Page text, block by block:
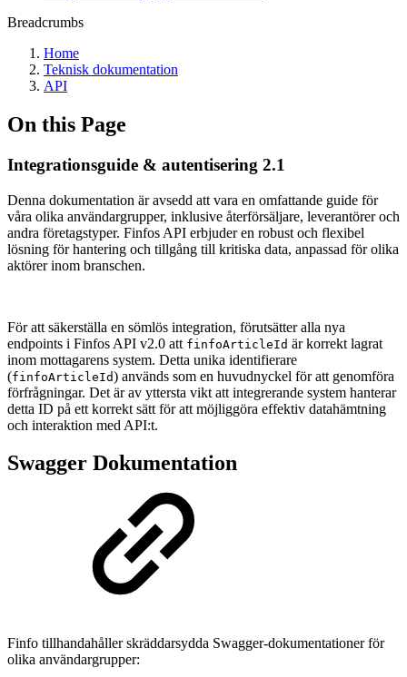
Breadcrumbs
Home
Teknisk dokumentation
API
On this Page
Integrationsguide & autentisering 2.1
Denna dokumentation är avsedd att vara en omfattande guide för
våra olika användargrupper, inklusive återförsäljare, leverantörer och
andra företagstyper. Finfos API erbjuder en robust och flexibel
lösning för hantering och tillgång till kritiska data, anpassad för olika
aktörer inom branschen.
För att säkerställa en sömlös integration, förutsätter alla nya
endpoints i Finfos API v2.0 att finfoArticleId är korrekt lagrat
inom mottagarens system. Detta unika identifierare
(finfoArticleId) används som en huvudnyckel för att genomföra
förfrågningar. Det är av yttersta vikt att integrerande system hanterar
detta ID på ett korrekt sätt för att möjliggöra effektiv datahämtning
och interaktion med API:t.
Swagger Dokumentation
Finfo tillhandahåller skräddarsydda Swagger-dokumentationer för
olika användargrupper: